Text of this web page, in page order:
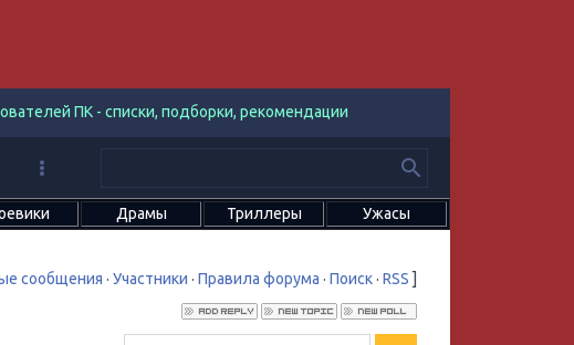
ПК - списки, подборки, рекомендации
Драмы Триллеры Ужасы
сообщения · Участники · Правила форума · Поиск· RSS ]